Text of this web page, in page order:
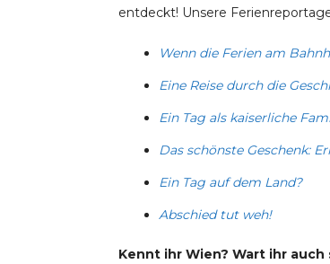
entdeckt! Unsere
Wenn die Ferien am
Eine Reise durch die
Ein Tag als kaiserliche
Das schönste Geschenk:
Ein Tag auf dem Land?
Abschied tut weh!
Kennt ihr Wien? Wart ihr